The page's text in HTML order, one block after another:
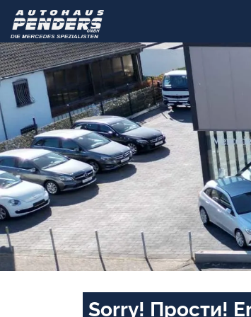
Sorry! Прости!